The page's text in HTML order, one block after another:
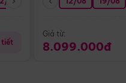
tiết
Giá từ:
8.099.000đ